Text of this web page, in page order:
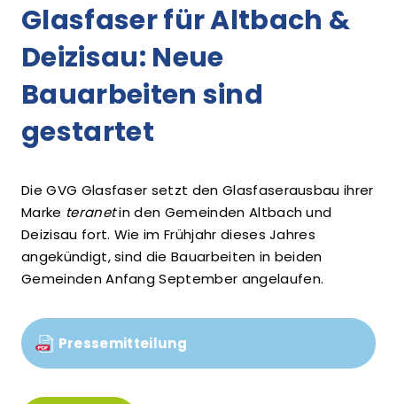
Glasfaser für Altbach &
Deizisau: Neue
Bauarbeiten sind
gestartet
Die GVG Glasfaser setzt den Glasfaserausbau ihrer
Marke teranetin den Gemeinden Altbach und
Deizisau fort. Wie im Frühjahr dieses Jahres
angekündigt, sind die Bauarbeiten in beiden
Gemeinden Anfang September angelaufen.
Pressemitteilung